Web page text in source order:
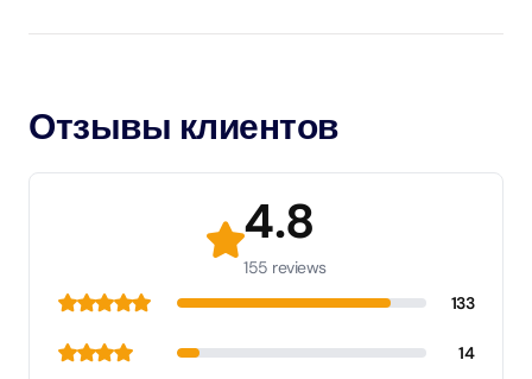
Отзывы клиентов
4.8
155 reviews
133
14